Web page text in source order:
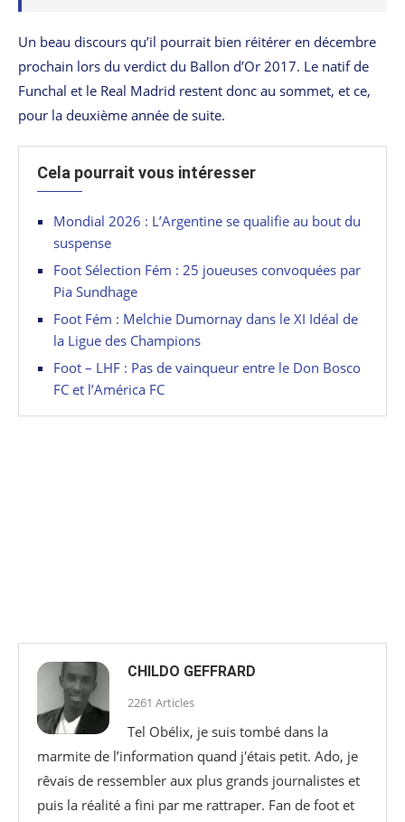
Un beau discours qu’il pourrait bien réitérer en décembre
prochain lors du verdict du Ballon d’Or 2017. Le natif de
Funchal et le Real Madrid restent donc au sommet, et ce,
pour la deuxième année de suite.
Cela pourrait vous intéresser
Mondial 2026 : L’Argentine se qualifie au bout du
suspense
Foot Sélection Fém : 25 joueuses convoquées par
Pia Sundhage
Foot Fém : Melchie Dumornay dans le XI Idéal de
la Ligue des Champions
Foot – LHF : Pas de vainqueur entre le Don Bosco
FC et l’América FC
CHILDO GEFFRARD
2261 Articles
Tel Obélix, je suis tombé dans la
marmite de l’information quand j'étais petit. Ado, je
rêvais de ressembler aux plus grands journalistes et
puis la réalité a fini par me rattraper. Fan de foot et